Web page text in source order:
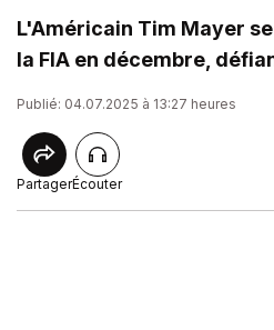
L'Américain Tim Mayer
la FIA en décembre,
Publié: 04.07.2025 à 13:27 heures
PartagerÉcouter